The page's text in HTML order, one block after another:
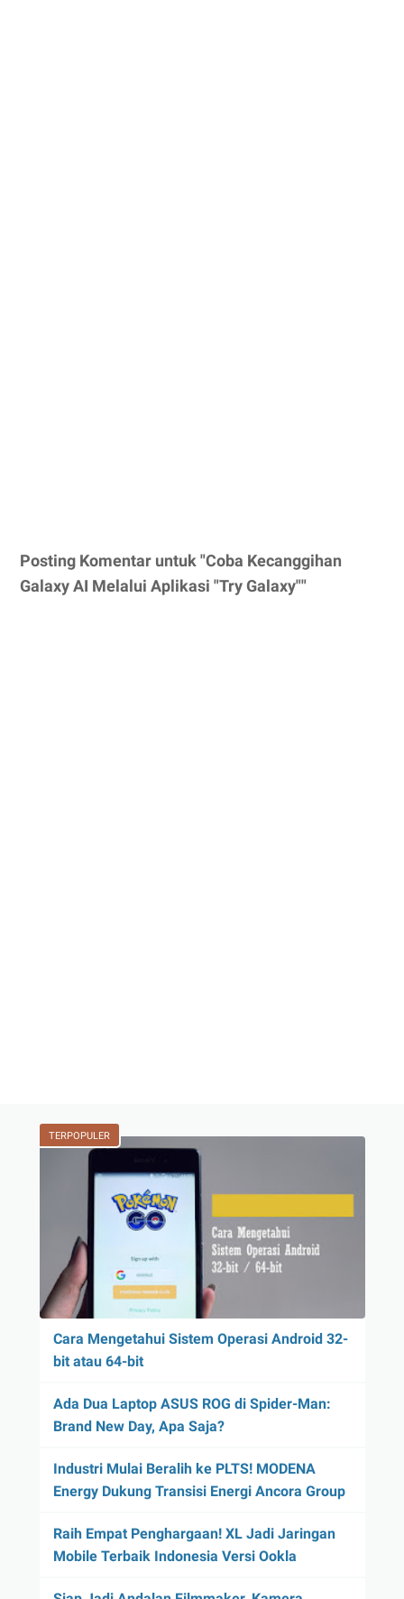
Posting Komentar untuk "Coba Kecanggihan
Galaxy AI Melalui Aplikasi "Try Galaxy""
TERPOPULER
Cara Mengetahui Sistem Operasi Android 32-
bit atau 64-bit
Ada Dua Laptop ASUS ROG di Spider-Man:
Brand New Day, Apa Saja?
Industri Mulai Beralih ke PLTS! MODENA
Energy Dukung Transisi Energi Ancora Group
Raih Empat Penghargaan! XL Jadi Jaringan
Mobile Terbaik Indonesia Versi Ookla